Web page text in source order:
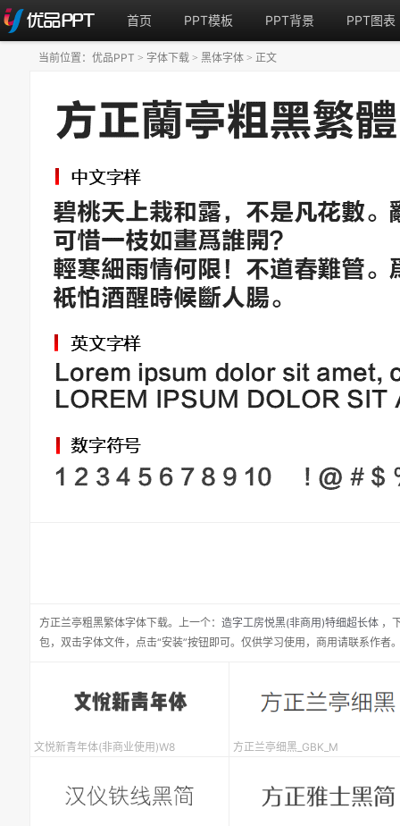
首页 PPT模板 PPT背景 PPT图表
方正兰亭粗黑繁体字体下载。 上一个： 造字工房悦黑(非商用)特细超长体 ，
包，双击字体文件，点击“安装”按钮即可。仅供学习使用，商用请联系作者
当前位置： 优品PPT > 字体下载 > 黑体字体 > 正文
文悦新青年体(非商业使用)W8 方正兰亭细黑_GBK_M